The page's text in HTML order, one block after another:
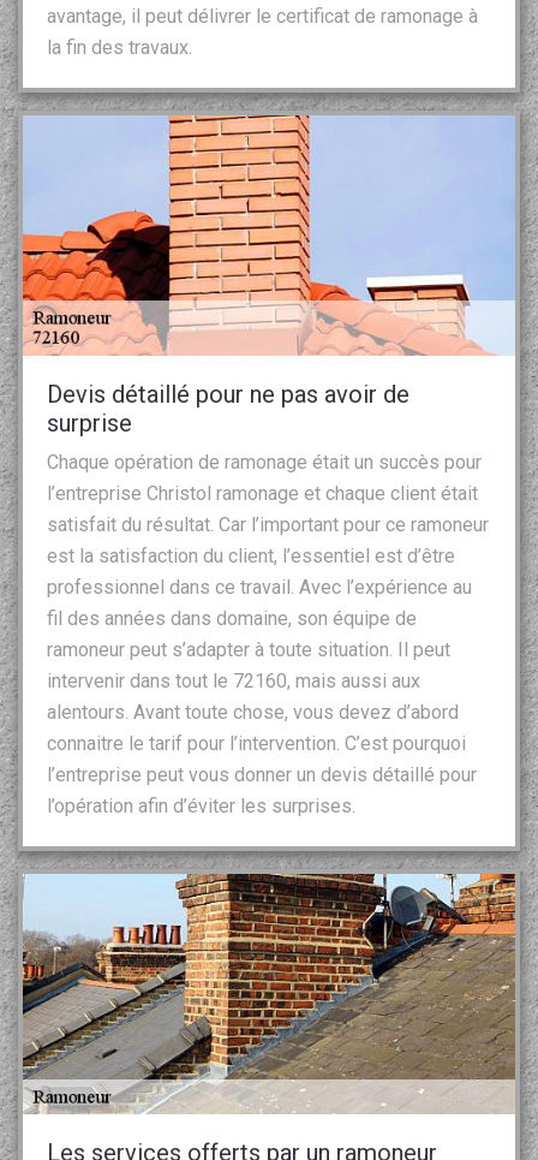
avantage, il peut délivrer le certificat de ramonage à
la fin des travaux.
Devis détaillé pour ne pas avoir de
surprise
Chaque opération de ramonage était un succès pour
l’entreprise Christol ramonage et chaque client était
satisfait du résultat. Car l’important pour ce ramoneur
est la satisfaction du client, l’essentiel est d’être
professionnel dans ce travail. Avec l’expérience au
fil des années dans domaine, son équipe de
ramoneur peut s’adapter à toute situation. Il peut
intervenir dans tout le 72160, mais aussi aux
alentours. Avant toute chose, vous devez d’abord
connaitre le tarif pour l’intervention. C’est pourquoi
l’entreprise peut vous donner un devis détaillé pour
l’opération afin d’éviter les surprises.
Les services offerts par un ramoneur